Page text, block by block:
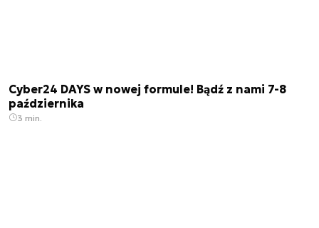
Cyber24 DAYS w nowej formule! Bądź z nami 7-8
października
3 min.